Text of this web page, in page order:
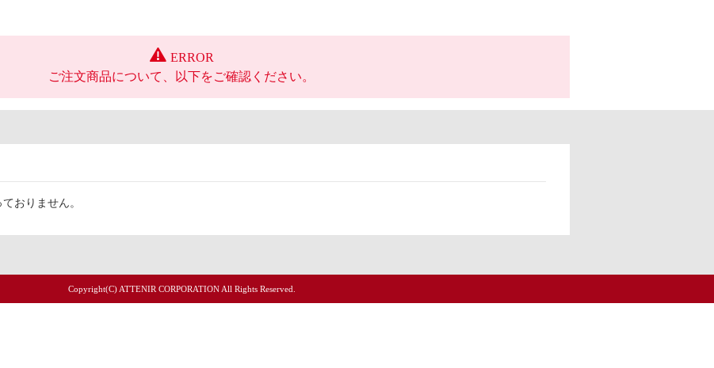
ERROR
ご注文商品について、以下をご確認ください。
おりません。
Copyright(C) ATTENIR CORPORATION All Rights Reserved.